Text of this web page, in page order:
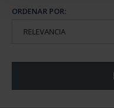
ORDENAR POR: